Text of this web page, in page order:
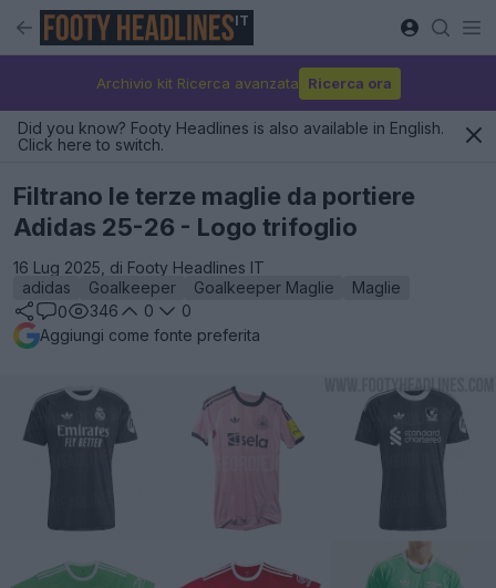
IT
Archivio kit Ricerca avanzata Ricerca ora
Did you know? Footy Headlines is also available in English.
Click here to switch.
Filtrano le terze maglie da portiere
Adidas 25-26 - Logo trifoglio
16 Lug 2025, di Footy Headlines IT
adidas
Goalkeeper Goalkeeper Maglie
Maglie
0
346 0
0
Aggiungi come fonte preferita